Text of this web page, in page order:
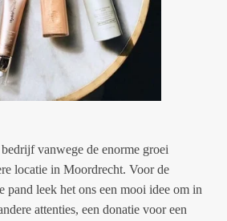
vanwege de enorme groei
locatie in Moordrecht. Voor de
pand leek het ons een mooi idee om in
attenties, een donatie voor een